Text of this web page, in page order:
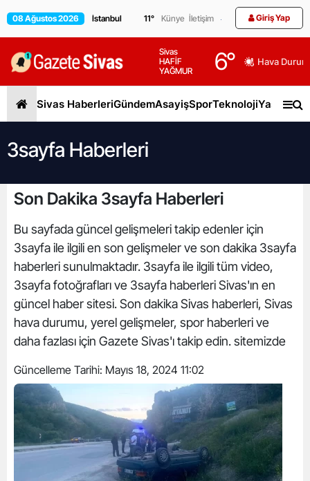
08 Ağustos 2026 11° Künye İletişim Giriş Yap
Sivas
HAFİF
YAĞMUR
6° Hava
Sivas HaberleriGündemAsayişSporTeknolojiYaşam
3sayfa Haberleri
Son Dakika 3sayfa Haberleri
Bu sayfada güncel gelişmeleri takip edenler için
3sayfa ile ilgili en son gelişmeler ve son dakika 3sayfa
haberleri sunulmaktadır. 3sayfa ile ilgili tüm video,
3sayfa fotoğrafları ve 3sayfa haberleri Sivas'ın en
güncel haber sitesi. Son dakika Sivas haberleri, Sivas
hava durumu, yerel gelişmeler, spor haberleri ve
daha fazlası için Gazete Sivas'ı takip edin. sitemizde
Güncelleme Tarihi: Mayıs 18, 2024 11:02